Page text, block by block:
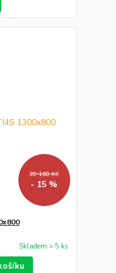
39 168 Kč
- 15 %
Skladem > 5 ks